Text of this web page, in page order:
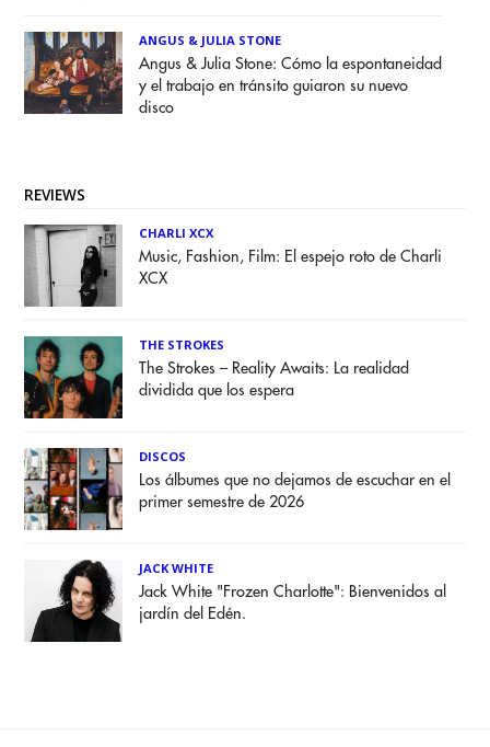
ANGUS & JULIA STONE
Angus & Julia Stone: Cómo la espontaneidad
y el trabajo en tránsito guiaron su nuevo
disco
REVIEWS
CHARLI XCX
Music, Fashion, Film: El espejo roto de Charli
XCX
THE STROKES
The Strokes – Reality Awaits: La realidad
dividida que los espera
DISCOS
Los álbumes que no dejamos de escuchar en el
primer semestre de 2026
JACK WHITE
Jack White "Frozen Charlotte": Bienvenidos al
jardín del Edén.